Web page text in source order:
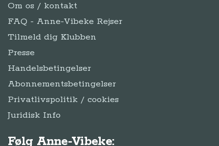
Om os / kontakt
FAQ - Anne-Vibeke Rejser
Tilmeld dig Klubben
Presse
Handelsbetingelser
Abonnementsbetingelser
Privatlivspolitik / cookies
Juridisk Info
Følg Anne-Vibeke: